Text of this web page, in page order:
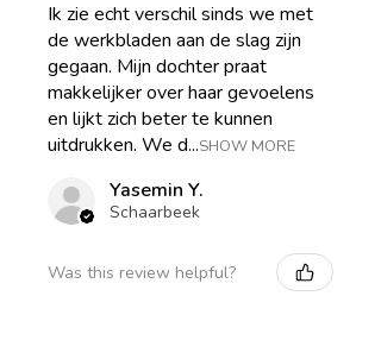
worden op eigen tempo en zonder druk.
Sommige kinderen maken graag
meerdere oefeningen na elkaar, terwijl
anderen af en toe een blad nodig
hebben na een moeilijke dag. Alles mag
stap voor stap gebeuren.
De bundel is volledig digitaal,
onmiddellijk downloadbaar en
thuis. Zo kan je eenvoudig de oefeningen
kiezen die op dat moment het beste
Ik zie echt verschil sinds we met
de werkbladen aan de slag zijn
gegaan. Mijn dochter praat
makkelijker over haar gevoelens
en lijkt zich beter te kunnen
uitdrukken. We d...SHOW MORE
Yasemin Y.
Schaarbeek
Was this review helpful?